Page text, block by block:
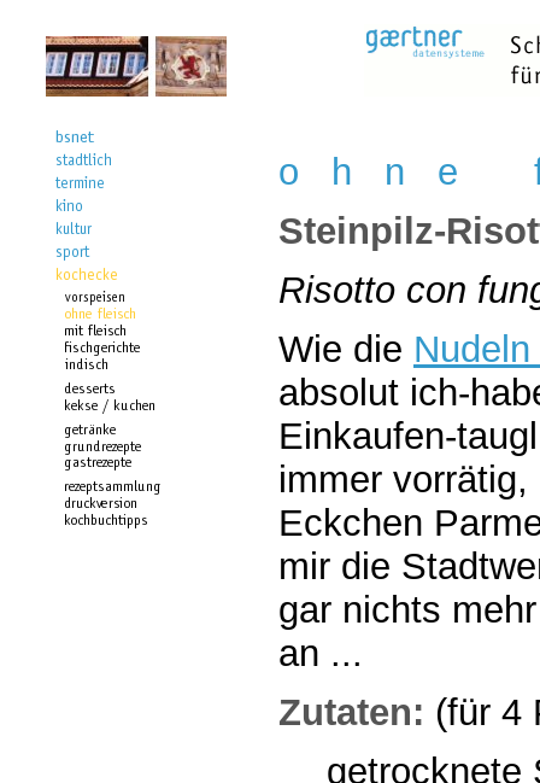
o h n e
Steinpilz-
Risotto con
Wie die
absolut ich-
Einkaufen-
immer
Eckchen
mir die
gar nichts
an ...
Zutaten: (für 4
getrocknete